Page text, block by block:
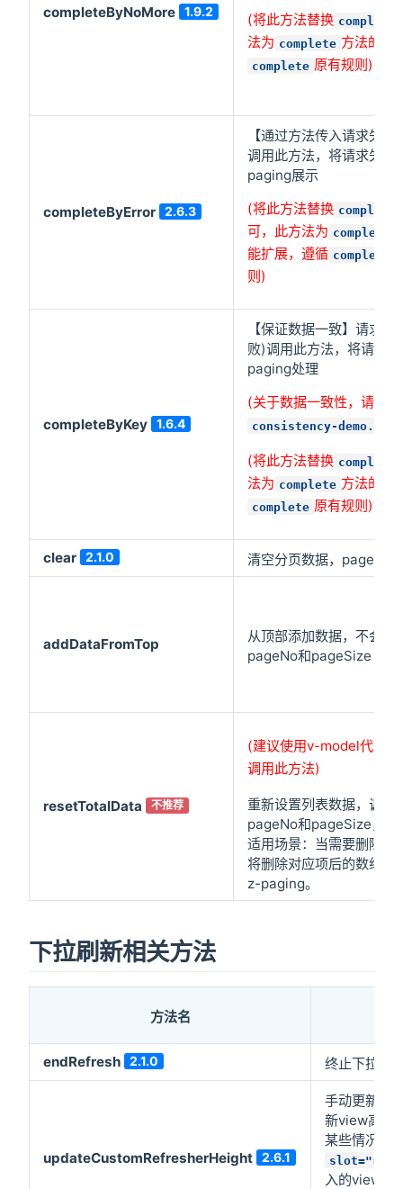
completeByNoMore 1.9.2 (将此方法替换 complete
法为 complete 方法的功
complete 原有规则)
completeByError 2.6.3
【通过方法传入请求失
调用此方法，将请求失败
paging展示
(将此方法替换
可，此方法为
能扩展，遵循
则)
completeByKey 1.6.4
【保证数据一致】请求
败)调用此方法，将请求
paging处理
(关于数据一致性，请查
consistency-demo.vue
(将此方法替换 complete
法为 complete 方法的功
complete 原有规则)
clear 2.1.0 清空分页数据，pageNo
addDataFromTop
从顶部添加数据，不会影
pageNo和pageSize
resetTotalData 不推荐
(建议使用v-model代替
调用此方法)
重新设置列表数据，调用
pageNo和pageSize，也
适用场景：当需要删除列
将删除对应项后的数组通
z-paging。
下拉刷新相关方法
方法名
endRefresh 2.1.0 终止下拉刷
updateCustomRefresherHeight 2.6.1
手动更新自
新view高度
某些情况下
入的view高